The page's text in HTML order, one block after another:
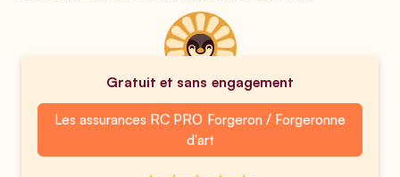
Gratuit et sans engagement
Les assurances RC PRO Forgeron / Forgeronne
d'art